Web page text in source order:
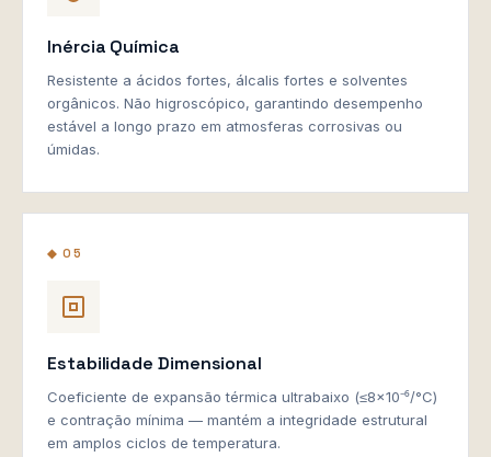
Inércia Química
Resistente a ácidos fortes, álcalis fortes e solventes
orgânicos. Não higroscópico, garantindo desempenho
estável a longo prazo em atmosferas corrosivas ou
úmidas.
◆ 05
Estabilidade Dimensional
Coeficiente de expansão térmica ultrabaixo (≤8×10⁻⁶/°C)
e contração mínima — mantém a integridade estrutural
em amplos ciclos de temperatura.